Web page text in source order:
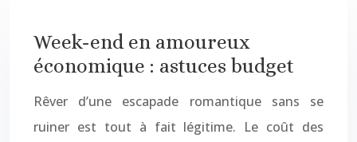
Week-end en amoureux
économique : astuces budget
Rêver d’une escapade romantique sans se
ruiner est tout à fait légitime. Le coût des